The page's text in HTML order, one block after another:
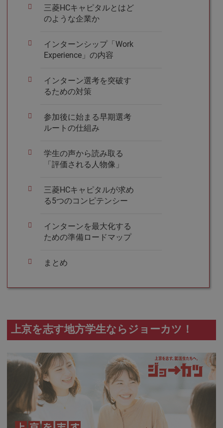
三菱HCキャピタルとはど
のような企業か
インターンシップ「Work
Experience」の内容
インターン選考を突破す
るための対策
参加後に始まる早期選考
ルートの仕組み
学生の声から読み取る
「評価される人物像」
三菱HCキャピタルが求め
る5つのコンピテンシー
インターンを最大化する
ための準備ロードマップ
まとめ
上京を志す地方学生ならジョーカツ！